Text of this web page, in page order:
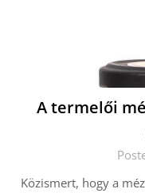
A termelői
Közismert, hogy a